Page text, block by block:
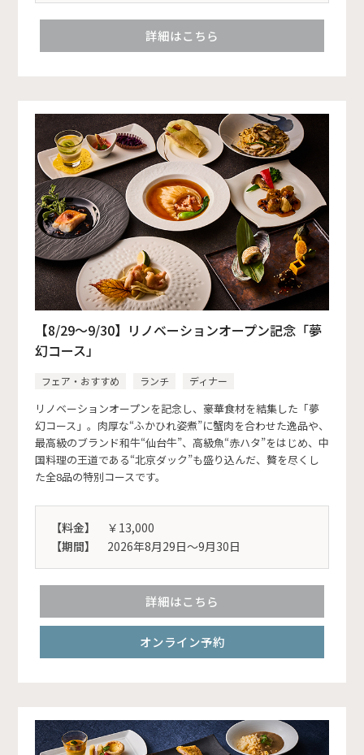
詳細はこちら
【8/29～9/30】リノベーションオープン記念「夢
幻コース」
フェア・おすすめ ランチ ディナー
リノベーションオープンを記念し、豪華食材を結集した「夢
幻コース」。肉厚な“ふかひれ姿煮”に蟹肉を合わせた逸品や、
最高級のブランド和牛“仙台牛”、高級魚“赤ハタ”をはじめ、中
国料理の王道である“北京ダック”も盛り込んだ、贅を尽くし
た全8品の特別コースです。
【料金】
￥13,000
【期間】
2026年8月29日〜9月30日
詳細はこちら
オンライン予約